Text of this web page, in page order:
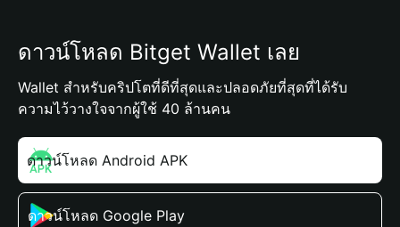
ดาวน์โหลด Bitget Wallet เลย
Wallet สำหรับคริปโตที่ดีที่สุดและปลอดภัยที่สุดที่ได้รับ
ความไว้วางใจจากผู้ใช้ 40 ล้านคน
ดาวน์โหลด Android APK
ดาวน์โหลด Google Play